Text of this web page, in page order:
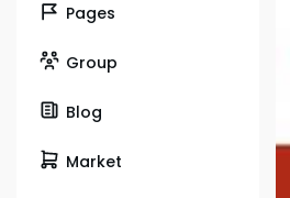
Pages
Group
Blog
Market